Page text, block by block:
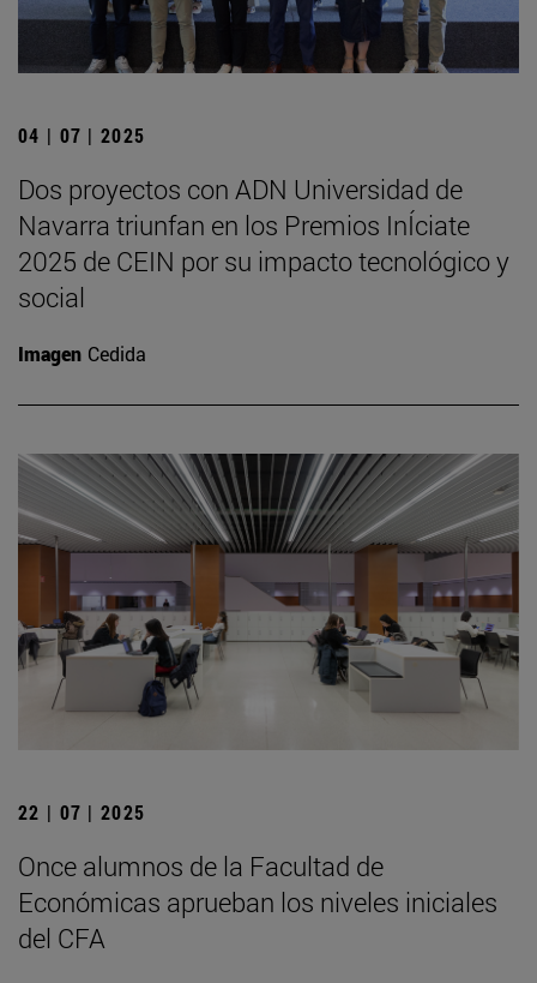
04 | 07 | 2025
Dos proyectos con ADN Universidad de
Navarra triunfan en los Premios InÍciate
2025 de CEIN por su impacto tecnológico y
social
Imagen Cedida
22 | 07 | 2025
Once alumnos de la Facultad de
Económicas aprueban los niveles iniciales
del CFA